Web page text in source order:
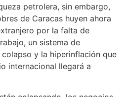
petrolera, sin embargo,
de Caracas huyen ahora
por la falta de
un sistema de
y la hiperinflación que
internacional llegará a